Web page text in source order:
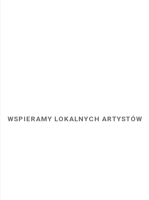
WSPIERAMY LOKALNYCH ARTYSTÓW